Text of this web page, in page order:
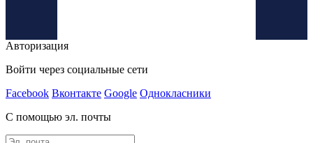
Авторизация
Войти через социальные сети
Facebook Вконтакте Google Однокласники
С помощью эл. почты